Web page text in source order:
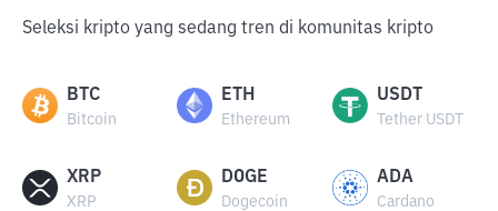
Seleksi kripto yang sedang tren di komunitas kripto
BTC
Bitcoin
ETH
Ethereum
USDT
Tether USDT
XRP
XRP
DOGE
Dogecoin
ADA
Cardano